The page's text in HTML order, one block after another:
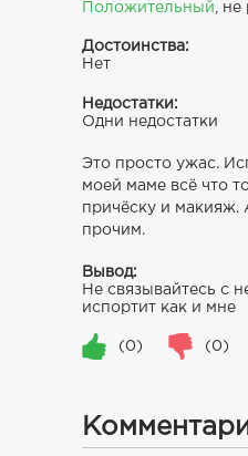
Положительный не
Достоинства:
Нет
Недостатки:
Одни недостатки
Это просто ужас.
моей маме всё что
причёску и макияж.
прочим.
Вывод:
Не связывайтесь с
испортит как и мне
(0) (0)